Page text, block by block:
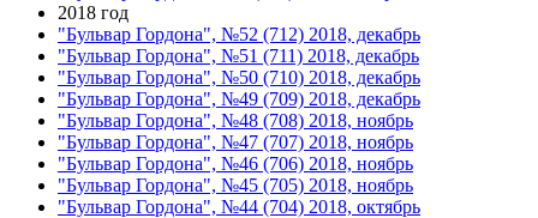
2018 год
"Бульвар Гордона", №52 (712) 2018, декабрь
"Бульвар Гордона", №51 (711) 2018, декабрь
"Бульвар Гордона", №50 (710) 2018, декабрь
"Бульвар Гордона", №49 (709) 2018, декабрь
"Бульвар Гордона", №48 (708) 2018, ноябрь
"Бульвар Гордона", №47 (707) 2018, ноябрь
"Бульвар Гордона", №46 (706) 2018, ноябрь
"Бульвар Гордона", №45 (705) 2018, ноябрь
"Бульвар Гордона", №44 (704) 2018, октябрь